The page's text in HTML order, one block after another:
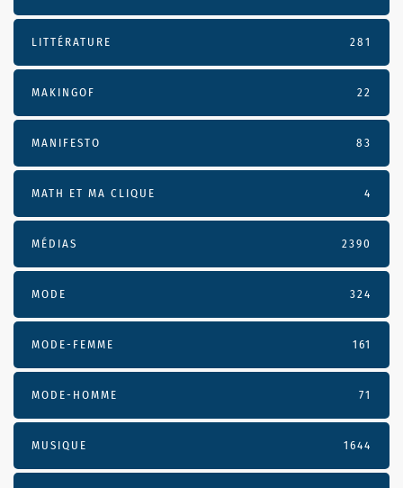
LITTÉRATURE 281
MAKINGOF 22
MANIFESTO 83
MATH ET MA CLIQUE 4
MÉDIAS 2390
MODE 324
MODE-FEMME 161
MODE-HOMME 71
MUSIQUE 1644